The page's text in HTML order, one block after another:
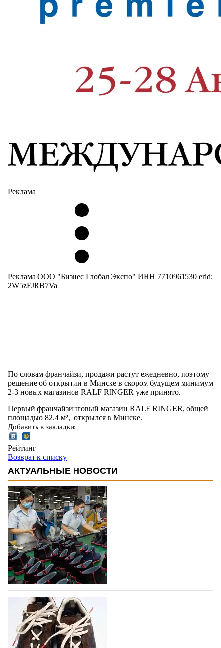
Реклама
Реклама ООО "Бизнес Глобал Экспо" ИНН 7710961530 erid:
2W5zFJRB7Va
По словам франчайзи, продажи растут ежедневно, поэтому
решение об открытии в Минске в скором будущем минимум
2-3 новых магазинов RALF RINGER уже принято.
Первый франчайзинговый магазин RALF RINGER, общей
площадью 82.4 м², открылся в Минске.
Добавить в закладки:
Рейтинг
Возврат к списку
АКТУАЛЬНЫЕ НОВОСТИ
Объем мирового производства обуви в
2025 году практически не увеличился
В 2025 году мировое производство обуви